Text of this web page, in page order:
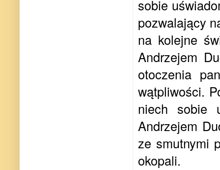
sobie
pozwalający
na kolejne
Andrzejem
otoczenia
wątpliwości.
niech sobie
Andrzejem
ze smutnymi
okopali.